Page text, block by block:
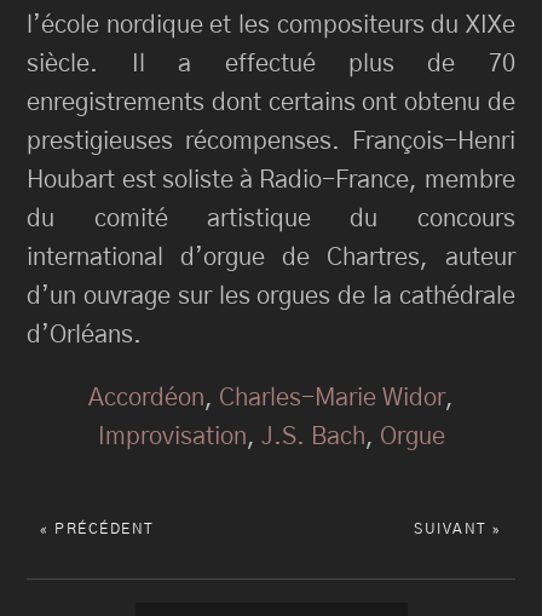
l’école nordique et les compositeurs du XIXe
siècle. Il a effectué plus de 70
enregistrements dont certains ont obtenu de
prestigieuses récompenses. François-Henri
Houbart est soliste à Radio-France, membre
du comité artistique du concours
international d’orgue de Chartres, auteur
d’un ouvrage sur les orgues de la cathédrale
d’Orléans.
Accordéon, Charles-Marie Widor,
Improvisation, J.S. Bach, Orgue
« PRÉCÉDENT SUIVANT »